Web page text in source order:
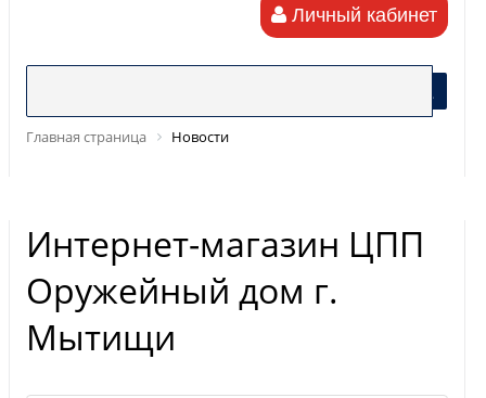
Личный кабинет
Главная страница Новости
Интернет-магазин ЦПП
Оружейный дом г.
Мытищи